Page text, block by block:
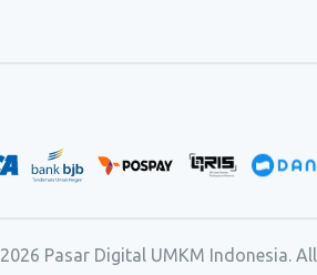
2026 Pasar Digital UMKM Indonesia.